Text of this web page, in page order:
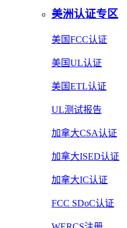
美洲认证专区
美国FCC认证
美国UL认证
美国ETL认证
UL测试报告
加拿大CSA认证
加拿大ISED认证
加拿大IC认证
FCC SDoC认证